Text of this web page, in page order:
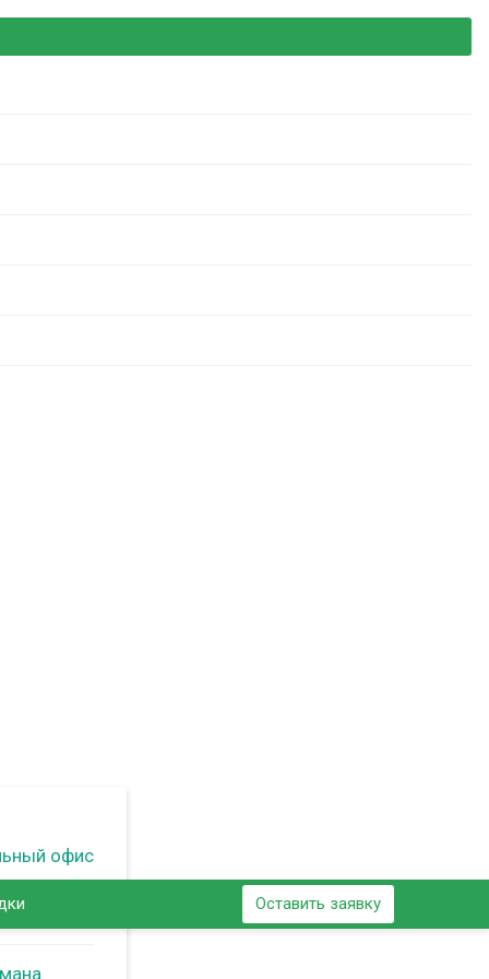
офис
Оставить заявку